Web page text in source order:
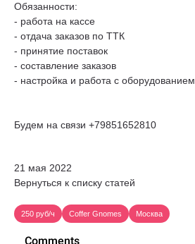
Обязанности:
- работа на кассе
- отдача заказов по ТТК
- принятие поставок
- составление заказов
- настройка и работа с оборудованием
Будем на связи +79851652810
21 мая 2022
Вернуться к списку статей
250 руб/ч Сoffer Gnomes Москва